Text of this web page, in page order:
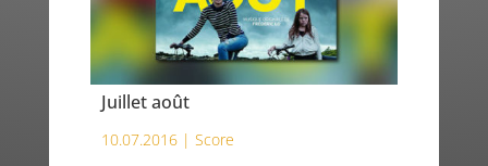
Juillet août
10.07.2016 | Score